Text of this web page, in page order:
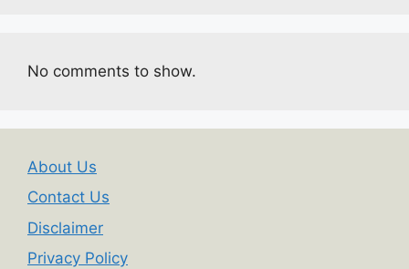
No comments to show.
About Us
Contact Us
Disclaimer
Privacy Policy